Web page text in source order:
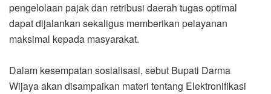
pengelolaan pajak dan retribusi daerah tugas optimal
dapat dijalankan sekaligus memberikan pelayanan
maksimal kepada masyarakat.
Dalam kesempatan sosialisasi, sebut Bupati Darma
Wijaya akan disampaikan materi tentang Elektronifikasi